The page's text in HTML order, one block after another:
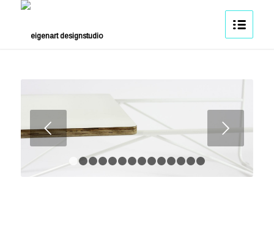
Weiter
1 2 3 4 5 6 7 8 11 12